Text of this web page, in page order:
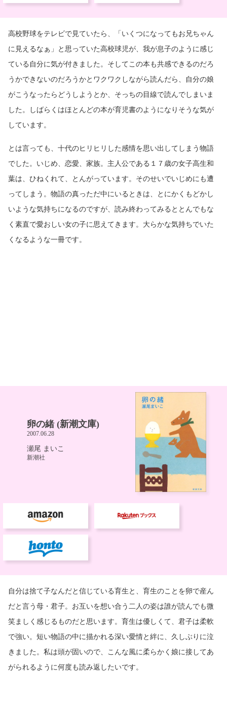
高校野球をテレビで見ていたら、「いくつになってもお兄ちゃん
に見えるなぁ」と思っていた高校球児が、我が息子のように感じ
ている自分に気が付きました。そしてこの本も共感できるのだろ
うかできないのだろうかとワクワクしながら読んだら、自分の娘
がこうなったらどうしようとか、そっちの目線で読んでしまいま
した。しばらくはほとんどの本が育児書のようになりそうな気が
しています。
とは言っても、十代のヒリヒリした感情を思い出してしまう物語
でした。いじめ、恋愛、家族。主人公である１７歳の女子高生和
葉は、ひねくれて、とんがっています。そのせいでいじめにも遭
ってしまう。物語の真っただ中にいるときは、とにかくもどかし
いような気持ちになるのですが、読み終わってみるととんでもな
く素直で愛おしい女の子に思えてきます。大らかな気持ちでいた
くなるような一冊です。
自分は捨て子なんだと信じている育生と、育生のことを卵で産ん
だと言う母・君子。お互いを想い合う二人の姿は誰が読んでも微
笑ましく感じるものだと思います。育生は優しくて、君子は柔軟
で強い。短い物語の中に描かれる深い愛情と絆に、久しぶりに泣
きました。私は頭が固いので、こんな風に柔らかく娘に接してあ
がられるように何度も読み返したいです。